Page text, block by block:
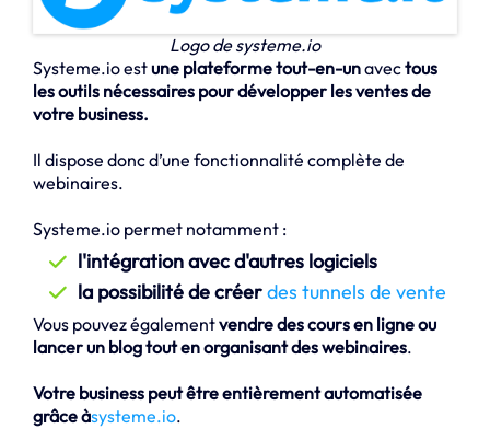
Logo de systeme.io
Systeme.io estune plateforme tout-en-unavectous
les outils nécessaires pour développer les ventes de
votre business.
Il dispose donc d’une fonctionnalité complète de
webinaires.
Systeme.io permet notamment :
l'intégration avec d'autres logiciels
la possibilité de créerdes tunnels de vente
Vous pouvez égalementvendre des cours en ligne ou
lancer un blog tout en organisant des webinaires.
Votre business peut être entièrement automatisée
grâce àsysteme.io.